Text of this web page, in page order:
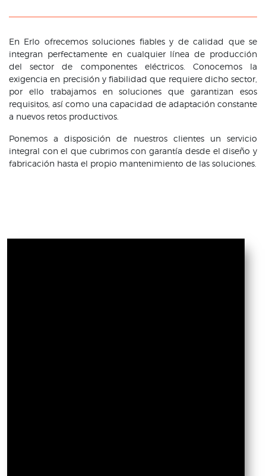
En Erlo ofrecemos soluciones fiables y de calidad que se
integran perfectamente en cualquier línea de producción
del sector de componentes eléctricos. Conocemos la
exigencia en precisión y fiabilidad que requiere dicho sector,
por ello trabajamos en soluciones que garantizan esos
requisitos, así como una capacidad de adaptación constante
a nuevos retos productivos.
Ponemos a disposición de nuestros clientes un servicio
integral con el que cubrimos con garantía desde el diseño y
fabricación hasta el propio mantenimiento de las soluciones.